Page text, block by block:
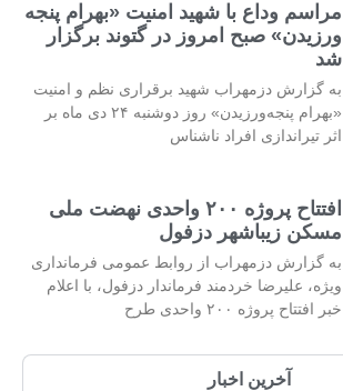
مراسم وداع با شهید امنیت «بهرام پنجه
ورزیدن» صبح امروز در گتوند برگزار
شد
به گزارش دزمهراب شهید برقراری نظم و امنیت
«بهرام پنجه‌ورزیدن» روز دوشنبه ۲۴ دی ماه بر
اثر تیراندازی افراد ناشناس
افتتاح پروژه ۲۰۰ واحدی نهضت ملی
مسکن زیباشهر دزفول
به گزارش دزمهراب از روابط عمومی فرمانداری
ویژه، علیرضا خردمند فرماندار دزفول، با اعلام
خبر افتتاح پروژه ۲۰۰ واحدی طرح
آخرین اخبار